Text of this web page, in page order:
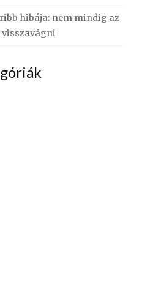
hibája: nem mindig az
visszavágni